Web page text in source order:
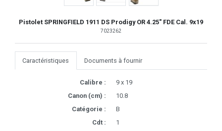
Pistolet SPRINGFIELD 1911 DS Prodigy OR 4.25" FDE Cal. 9x19
7023262
Caractéristiques Documents à fournir
Calibre :
9 x 19
Canon (cm) :
10.8
Catégorie :
B
Cdt :
1